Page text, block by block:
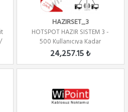
HAZIRSET_3
HOTSPOT HAZIR SISTEM 3 -
500 Kullanıcıya Kadar
24,257.15 ₺